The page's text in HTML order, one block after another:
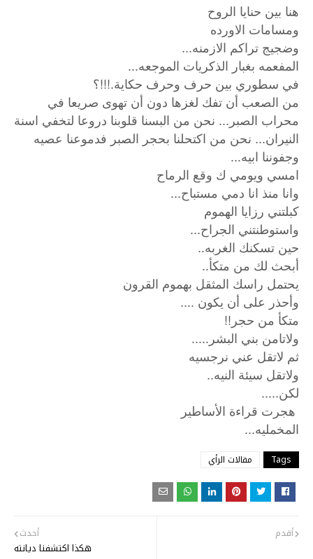
هنا بين حنايا الروح
ومسامات الاورده
وضجيج تراكم الازمنه...
المفعمه بغبار الذكريات الموجعه...
في سطوري بين حرف وحرف حكاية.!!!؟
من الصعب أن تفك لغزها دون أن تهوى صريعا في
محراب الصبر... نحن من البسنا قلوبنا دروعا لتخفي اسنة
النيران... نحن من اكتحلنا بحجر الصبر فدموعنا عصيه
وجفوننا ابيه...
امسي ويومي ك وقع الرماح
وانا منذ انا دمي مستباح...
كبلتني رزايا الهموم
واستوطنتني الجراح...
حين تسكنك الغربه..
أبحث لك من متكأ..
يحتمل راسك المثقل بهموم القرون
وأحذر على أن يكون ....
متكأ من حجر!!
ولاتامن بني البشر.....
ثم لاتقل عني نرجسيه
ولاتقل سيئة النيه..
لكن.....
هجرت قراءة الأساطير
المخمليه...
Tags مقالات الرأي
أحدث
هكذا اكتشفنا ديانته
أقدم